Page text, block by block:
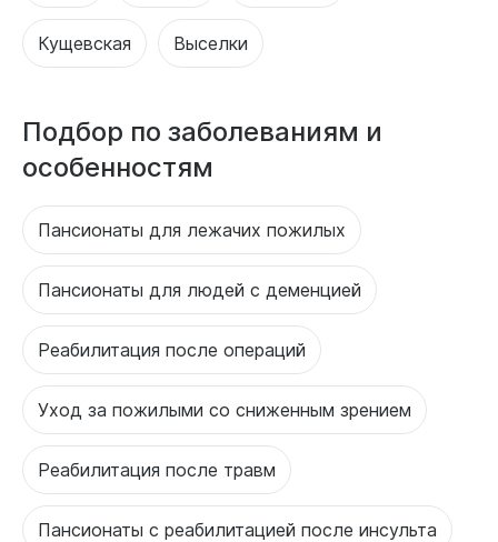
Кущевская Выселки
Подбор по заболеваниям и
особенностям
Пансионаты для лежачих пожилых
Пансионаты для людей с деменцией
Реабилитация после операций
Уход за пожилыми со сниженным зрением
Реабилитация после травм
Пансионаты с реабилитацией после инсульта